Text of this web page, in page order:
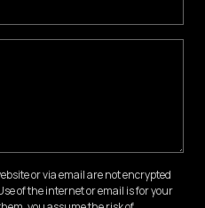
or via email are not encrypted
of the internet or email is for your